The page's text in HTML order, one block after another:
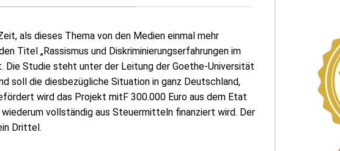
als dieses Thema von den Medien einmal mehr
Titel „Rassismus und Diskriminierungserfahrungen im
Die Studie steht unter der Leitung der Goethe-Universität
soll die diesbezügliche Situation in ganz Deutschland,
wird das Projekt mitF 300.000 Euro aus dem Etat
vollständig aus Steuermitteln finanziert wird. Der
Drittel.